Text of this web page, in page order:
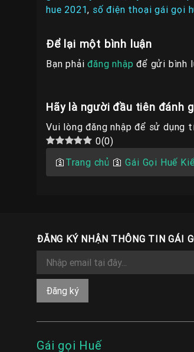
hue 2021, số điện thoại gái gọi
Để lại một bình luận
Bạn phảiđăng nhập để gửi bình
Hãy là người đầu tiên đánh
Vui lòng đăng nhập để sử dụng
0(0)
🛐 Trang chủ 🛐Gái Gọi Huế
ĐĂNG KÝ NHẬN THÔNG TIN GÁI
Gái gọi Huế